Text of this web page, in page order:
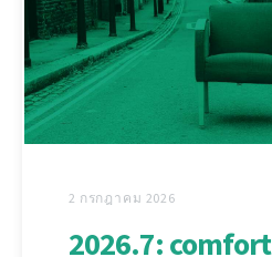
2 กรกฎาคม 2026
2026.7: